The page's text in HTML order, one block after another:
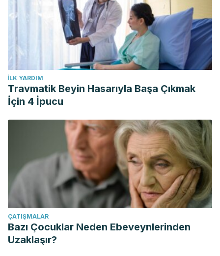
İLK YARDIM
Travmatik Beyin Hasarıyla Başa Çıkmak
İçin 4 İpucu
ÇATIŞMALAR
Bazı Çocuklar Neden Ebeveynlerinden
Uzaklaşır?